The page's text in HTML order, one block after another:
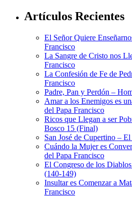
Artículos Recientes
El Señor Quiere
Francisco
La Sangre de Cristo nos
Francisco
La Confesión de Fe de
Francisco
Padre, Pan y Perdón –
Amar a los Enemigos es
del Papa Francisco
Ricos que Llegan a ser
Bosco 15 (Final)
San José de Cupertino –
Cuándo la Mujer es
del Papa Francisco
El Congreso de los
(140-149)
Insultar es Comenzar a
Francisco